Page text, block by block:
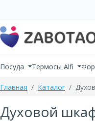
Посуда Термосы Alfi
Главная Каталог
Духовой